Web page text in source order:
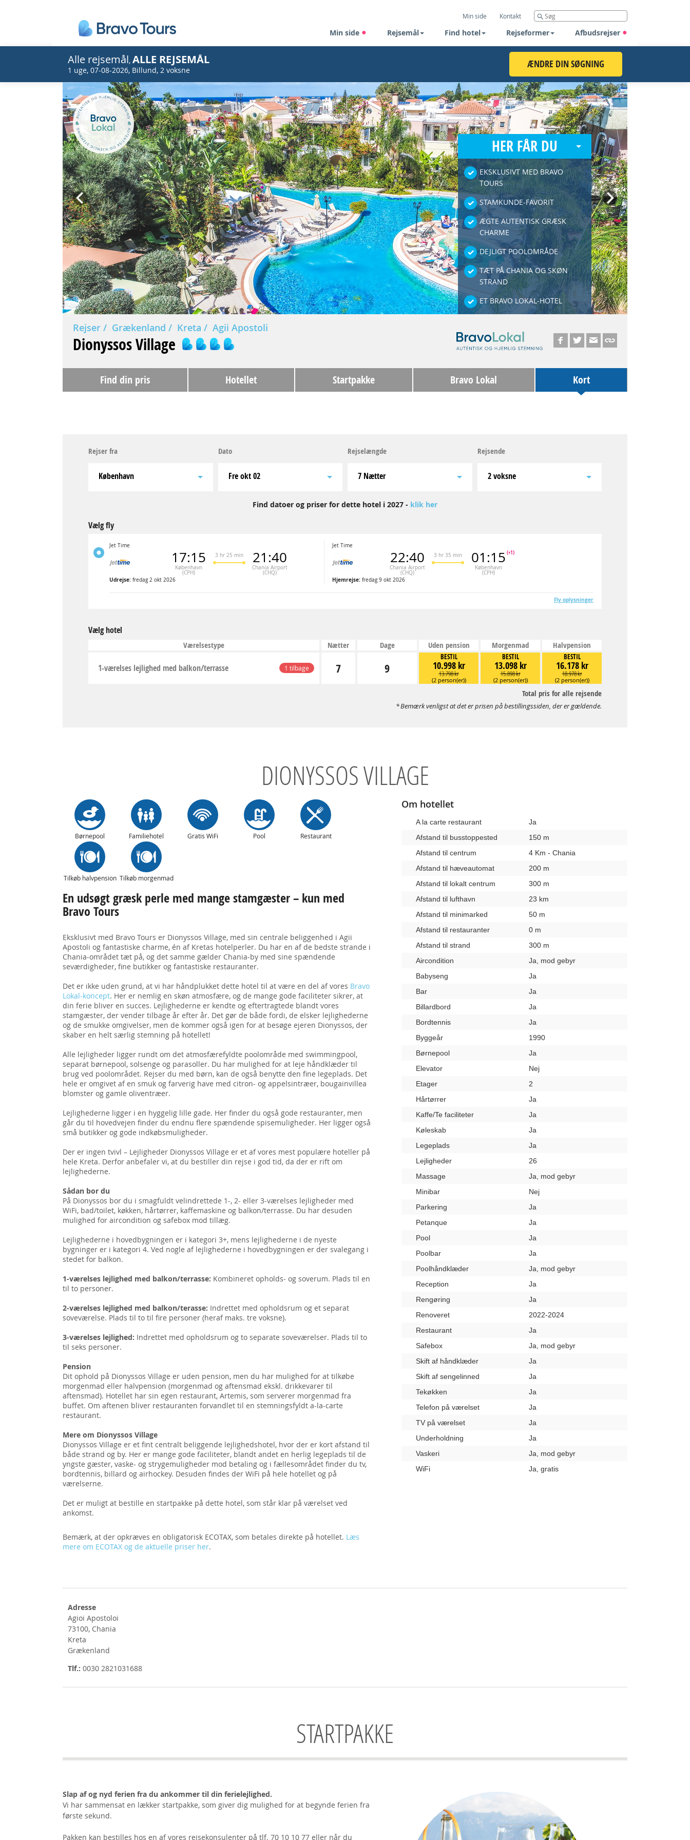
Min side Kontakt
Min side Rejsemål Find hotel Rejseformer Afbudsrejser
Alle rejsemål, ALLE REJSEMÅL
1 uge, 07-08-2026, Billund, 2 voksne ÆNDRE DIN SØGNING
HER FÅR DU
EKSKLUSIVT MED BRAVO
TOURS
STAMKUNDE-FAVORIT
ÆGTE AUTENTISK GRÆSK
CHARME
DEJLIGT POOLOMRÅDE
TÆT PÅ CHANIA OG SKØN
STRAND
ET BRAVO LOKAL-HOTEL
Prev Next
Rejser Grækenland Kreta Agii Apostoli
Dionyssos Village
Find din pris Hotellet Startpakke Bravo Lokal Kort
Rejser fra
København
Dato
fre okt 02
Rejselængde
7 Nætter
Rejsende
2 voksne
Find datoer og priser for dette hotel i 2027 - klik her
Vælg fly
Jet Time
17:15
København
(CPH)
3 hr 25 min 21:40
Chania Airport
(CHQ)
Udrejse: fredag 2 okt 2026
Jet Time
22:40
Chania Airport
(CHQ)
3 hr 35 min 01:15
København
(CPH)
(+1)
Hjemrejse: fredag 9 okt 2026
Fly oplysninger
Vælg hotel
Værelsestype Nætter Dage Uden pension Morgenmad Halvpension
1 tilbage
1-værelses lejlighed med balkon/terrasse 7 9
BESTIL
10.998 kr
13.798 kr
(2 person(er))
BESTIL
13.098 kr
15.898 kr
(2 person(er))
BESTIL
16.178 kr
18.978 kr
(2 person(er))
Total pris for alle rejsende
Bemærk venligst at det er prisen på bestillingssiden, der er gældende.
DIONYSSOS VILLAGE
Børnepool Familiehotel Gratis WiFi Pool Restaurant
Tilkøb halvpension Tilkøb morgenmad
En udsøgt græsk perle med mange stamgæster – kun med
Bravo Tours
Eksklusivt med Bravo Tours er Dionyssos Village, med sin centrale beliggenhed i Agii
Apostoli og fantastiske charme, én af Kretas hotelperler. Du har en af de bedste strande i
Chania-området tæt på, og det samme gælder Chania-by med sine spændende
seværdigheder, fine butikker og fantastiske restauranter.
Det er ikke uden grund, at vi har håndplukket dette hotel til at være en del af vores Bravo
Lokal-koncept. Her er nemlig en skøn atmosfære, og de mange gode faciliteter sikrer, at
din ferie bliver en succes. Lejlighederne er kendte og eftertragtede blandt vores
stamgæster, der vender tilbage år efter år. Det gør de både fordi, de elsker lejlighederne
og de smukke omgivelser, men de kommer også igen for at besøge ejeren Dionyssos, der
skaber en helt særlig stemning på hotellet!
Alle lejligheder ligger rundt om det atmosfærefyldte poolområde med swimmingpool,
separat børnepool, solsenge og parasoller. Du har mulighed for at leje håndklæder til
brug ved poolområdet. Rejser du med børn, kan de også benytte den fine legeplads. Det
hele er omgivet af en smuk og farverig have med citron- og appelsintræer, bougainvillea
blomster og gamle oliventræer.
Lejlighederne ligger i en hyggelig lille gade. Her finder du også gode restauranter, men
går du til hovedvejen finder du endnu flere spændende spisemuligheder. Her ligger også
små butikker og gode indkøbsmuligheder.
Der er ingen tvivl – Lejligheder Dionyssos Village er et af vores mest populære hoteller på
hele Kreta. Derfor anbefaler vi, at du bestiller din rejse i god tid, da der er rift om
lejlighederne.
Sådan bor du
På Dionyssos bor du i smagfuldt velindrettede 1-, 2- eller 3-værelses lejligheder med
WiFi, bad/toilet, køkken, hårtørrer, kaffemaskine og balkon/terrasse. Du har desuden
mulighed for aircondition og safebox mod tillæg.
Lejlighederne i hovedbygningen er i kategori 3+, mens lejlighederne i de nyeste
bygninger er i kategori 4. Ved nogle af lejlighederne i hovedbygningen er der svalegang i
stedet for balkon.
1-værelses lejlighed med balkon/terrasse: Kombineret opholds- og soverum. Plads til en
til to personer.
2-værelses lejlighed med balkon/terasse: Indrettet med opholdsrum og et separat
soveværelse. Plads til to til fire personer (heraf maks. tre voksne).
3-værelses lejlighed: Indrettet med opholdsrum og to separate soveværelser. Plads til to
til seks personer.
Pension
Dit ophold på Dionyssos Village er uden pension, men du har mulighed for at tilkøbe
morgenmad eller halvpension (morgenmad og aftensmad ekskl. drikkevarer til
aftensmad). Hotellet har sin egen restaurant, Artemis, som serverer morgenmad fra
buffet. Om aftenen bliver restauranten forvandlet til en stemningsfyldt a-la-carte
restaurant.
Mere om Dionyssos Village
Dionyssos Village er et fint centralt beliggende lejlighedshotel, hvor der er kort afstand til
både strand og by. Her er mange gode faciliteter, blandt andet en herlig legeplads til de
yngste gæster, vaske- og strygemuligheder mod betaling og i fællesområdet finder du tv,
bordtennis, billard og airhockey. Desuden findes der WiFi på hele hotellet og på
værelserne.
Det er muligt at bestille en startpakke på dette hotel, som står klar på værelset ved
ankomst.
Bemærk, at der opkræves en obligatorisk ECOTAX, som betales direkte på hotellet. Læs
mere om ECOTAX og de aktuelle priser her.
Om hotellet
A la carte restaurant
Ja
Afstand til busstoppested
150 m
Afstand til centrum
4 Km - Chania
Afstand til hæveautomat
200 m
Afstand til lokalt centrum
300 m
Afstand til lufthavn
23 km
Afstand til minimarked
50 m
Afstand til restauranter
0 m
Afstand til strand
300 m
Aircondition
Ja, mod gebyr
Babyseng
Ja
Bar
Ja
Billardbord
Ja
Bordtennis
Ja
Byggeår
1990
Børnepool
Ja
Elevator
Nej
Etager
2
Hårtørrer
Ja
Kaffe/Te faciliteter
Ja
Køleskab
Ja
Legeplads
Ja
Lejligheder
26
Massage
Ja, mod gebyr
Minibar
Nej
Parkering
Ja
Petanque
Ja
Pool
Ja
Poolbar
Ja
Poolhåndklæder
Ja, mod gebyr
Reception
Ja
Rengøring
Ja
Renoveret
2022-2024
Restaurant
Ja
Safebox
Ja, mod gebyr
Skift af håndklæder
Ja
Skift af sengelinned
Ja
Tekøkken
Ja
Telefon på værelset
Ja
TV på værelset
Ja
Underholdning
Ja
Vaskeri
Ja, mod gebyr
WiFi
Ja, gratis
Adresse
Agioi Apostoloi
73100, Chania
Kreta
Grækenland
Tlf.: 0030 2821031688
STARTPAKKE
Slap af og nyd ferien fra du ankommer til din ferielejlighed.
Vi har sammensat en lækker startpakke, som giver dig mulighed for at begynde ferien fra
første sekund.
Pakken kan bestilles hos en af vores rejsekonsulenter på tlf. 70 10 10 77 eller når du